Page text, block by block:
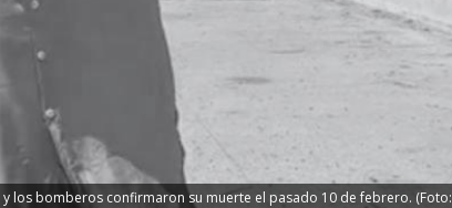
los bomberos confirmaron su muerte el pasado 10 de febrero. (Foto: